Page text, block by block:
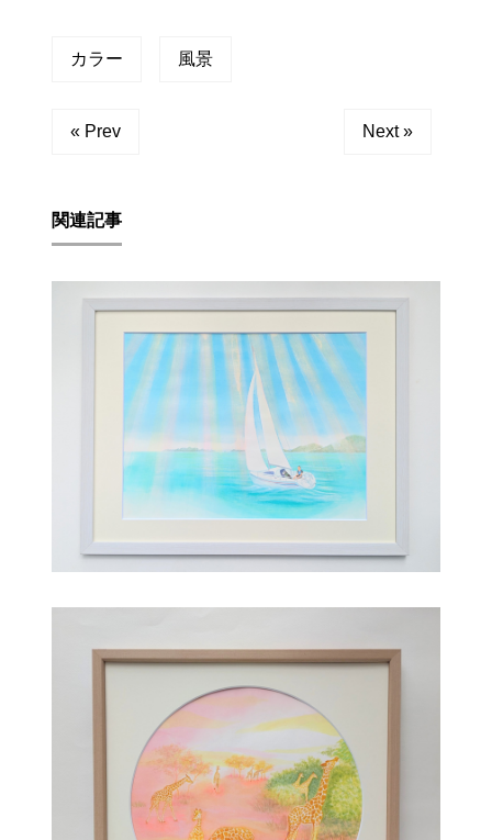
カラー 風景
« Prev Next »
関連記事